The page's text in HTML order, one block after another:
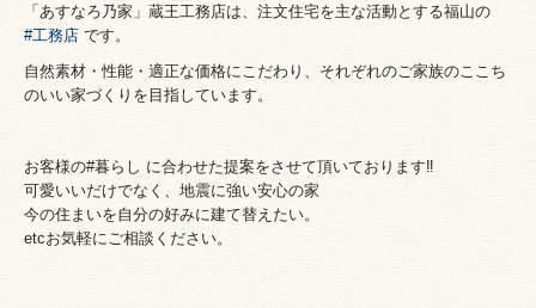
「あすなろ乃家」蔵王工務店は、 注文住宅を主な活動とする福山の
#工務店 です。
自然素材・性能・適正な価格にこだわり、それぞれのご家族のここち
のいい家づくりを目指しています。
お客様の#暮らし に合わせた提案をさせて頂いております‼️
可愛いいだけでなく、地震に強い安心の家
今の住まいを自分の好みに建て替えたい。
etcお気軽にご相談ください。